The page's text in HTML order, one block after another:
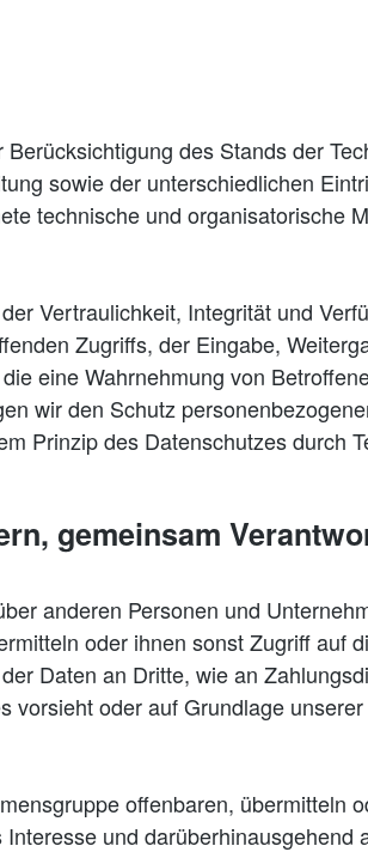
des Stands der
sowie der unterschiedlichen
technische und organisatorische
Vertraulichkeit, Integrität und
Zugriffs, der Eingabe,
eine Wahrnehmung von
wir den Schutz
Prinzip des Datenschutzes durch
gemeinsam
anderen Personen und
oder ihnen sonst Zugriff auf
Daten an Dritte, wie an
oder auf Grundlage
offenbaren, übermitteln
und darüberhinausgehend